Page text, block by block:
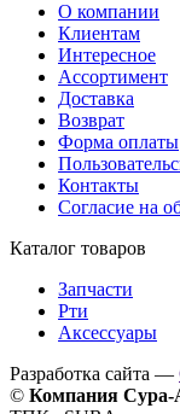
О компании
Клиентам
Интересное
Ассортимент
Доставка
Возврат
Форма оплаты
Контакты
Согласие на
Каталог товаров
Запчасти
Рти
Аксессуары
Разработка сайта —
© Компания Сура-